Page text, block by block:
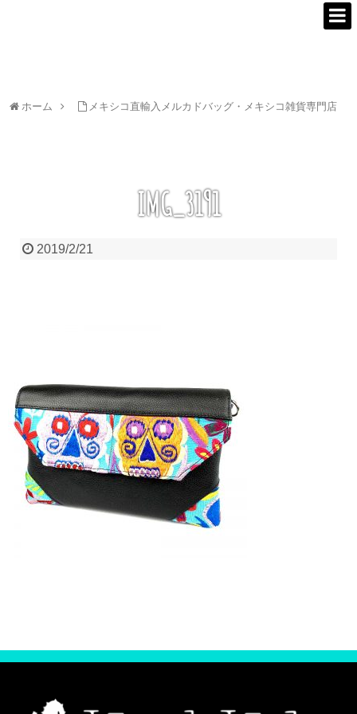
ホーム メキシコ直輸入メルカドバッグ・メキシコ雑貨専門店
IMG_3191
2019/2/21